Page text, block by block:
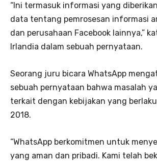
“Ini termasuk informasi yang
data tentang pemrosesan informasi
dan perusahaan Facebook lainnya,”
Irlandia dalam sebuah pernyataan.
Seorang juru bicara WhatsApp
sebuah pernyataan bahwa masalah
terkait dengan kebijakan yang
2018.
“WhatsApp berkomitmen untuk
yang aman dan pribadi. Kami telah